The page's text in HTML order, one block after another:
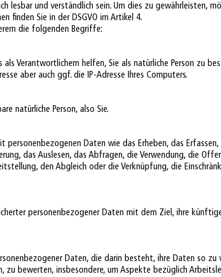
lesbar und verständlich sein. Um dies zu gewährleisten,
finden Sie in der DSGVO im Artikel 4.
die folgenden Begriffe:
Verantwortlichem helfen, Sie als natürliche Person zu
aber auch ggf. die IP-Adresse Ihres Computers.
natürliche Person, also Sie.
Daten wie das Erheben, das
das Auslesen, das Abfragen, die Verwendung, die
den Abgleich oder die Verknüpfung, die
personenbezogener Daten mit dem Ziel, ihre
Daten, die darin besteht, ihre Daten so zu
zu bewerten, insbesondere, um Aspekte bezüglich